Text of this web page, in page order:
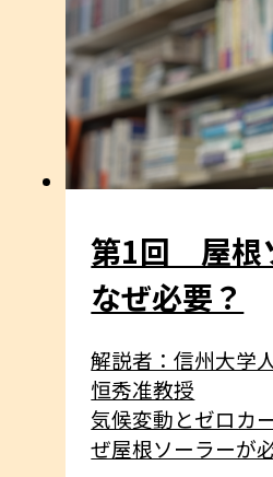
第1回 屋根
なぜ必要？
解説者：信州大
恒秀准教授
気候変動とゼロカ
ぜ屋根ソーラーが